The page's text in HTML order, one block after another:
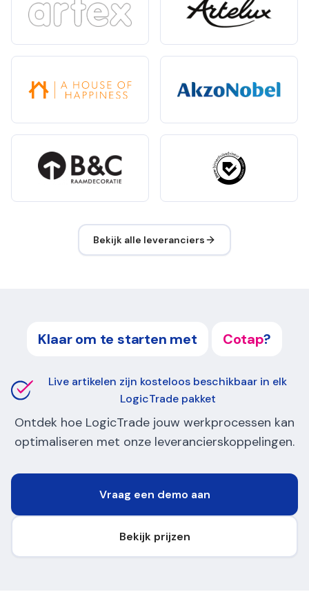
Bekijk alle leveranciers
Klaar om te starten met Cotap?
Live artikelen zijn kosteloos beschikbaar in elk
LogicTrade pakket
Ontdek hoe LogicTrade jouw werkprocessen kan
optimaliseren met onze leverancierskoppelingen.
Vraag een demo aan
Bekijk prijzen